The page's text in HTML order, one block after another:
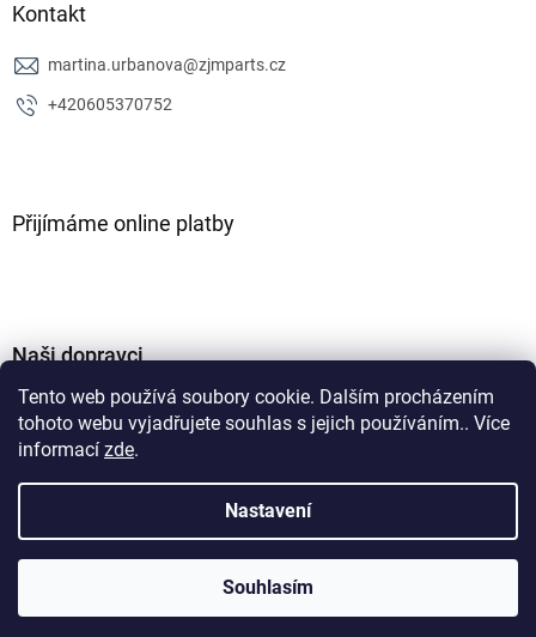
Tento web používá soubory cookie. Dalším procházením
tohoto webu vyjadřujete souhlas s jejich používáním.. Více
informací zde.
Nastavení
Souhlasím
Kontakt
martina.urbanova@zjmparts.cz
+420605370752
Přijímáme online platby
Naši dopravci
Vytvořil Shoptet
ZJM parts s.r.o. Všechna práva vyhrazena.